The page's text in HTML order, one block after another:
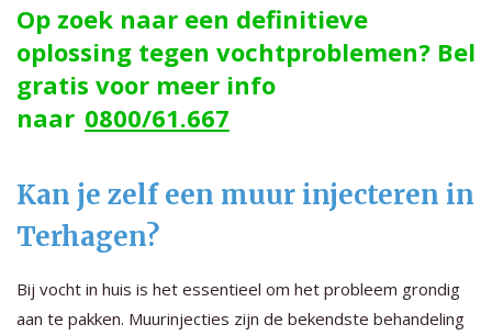
Op zoek naar een definitieve
oplossing tegen vochtproblemen? Bel
gratis voor meer info
naar 0800/61.667
Kan je zelf een muur injecteren in
Terhagen?
Bij vocht in huis is het essentieel om het probleem grondig
aan te pakken. Muurinjecties zijn de bekendste behandeling